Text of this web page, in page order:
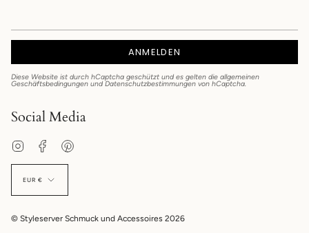
ANMELDEN
Diese Website ist durch hCaptcha geschützt und es gelten die allgemeinen
Geschäftsbedingungen und Datenschutzbestimmungen von hCaptcha.
Social Media
InstagramFacebook
EUR €
© Styleserver Schmuck und Accessoires 2026